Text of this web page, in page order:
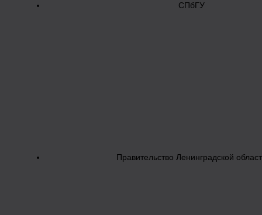
СПбГУ
Правительство Ленинградской